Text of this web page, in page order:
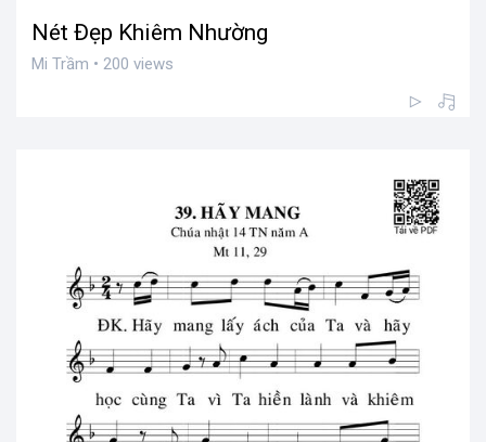
Nét Đẹp Khiêm Nhường
Mi Trầm • 200 views